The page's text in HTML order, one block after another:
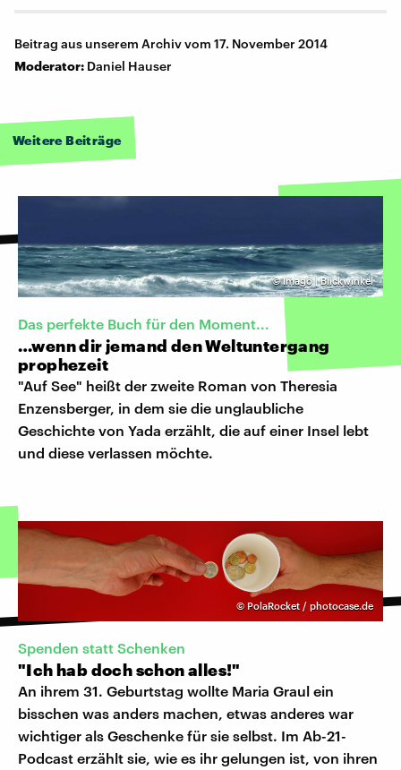
Beitrag aus unserem Archiv vom 17. November 2014
Moderator: Daniel Hauser
Weitere Beiträge
©Imago | Blickwinkel
Das perfekte Buch für den Moment...
…wenn dir jemand den Weltuntergang
prophezeit
"Auf See" heißt der zweite Roman von Theresia
Enzensberger, in dem sie die unglaubliche
Geschichte von Yada erzählt, die auf einer Insel lebt
und diese verlassen möchte.
© PolaRocket / photocase.de
Spenden statt Schenken
"Ich hab doch schon alles!"
An ihrem 31. Geburtstag wollte Maria Graul ein
bisschen was anders machen, etwas anderes war
wichtiger als Geschenke für sie selbst. Im Ab-21-
Podcast erzählt sie, wie es ihr gelungen ist, von ihren